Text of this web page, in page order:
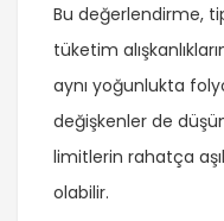
Bu değerlendirme,
tüketim
aynı yoğunlukta
değişkenler de
limitlerin rahatça
olabilir.